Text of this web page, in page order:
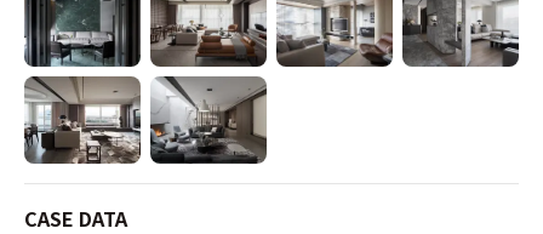
CASE DATA